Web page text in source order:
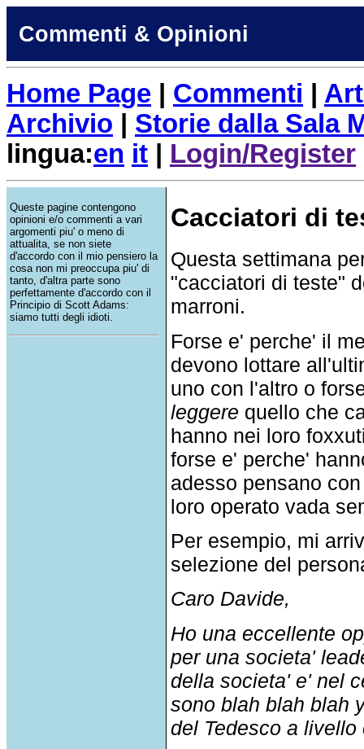
Commenti & Opinioni
Home Page Commenti
Archivio
Storie dalla Sala
lingua:en it Login/Register
Queste pagine contengono
opinioni e/o commenti a vari
argomenti piu' o meno di
attualita, se non siete
d'accordo con il mio pensiero la
cosa non mi preoccupa piu' di
tanto, d'altra parte sono
perfettamente d'accordo con il
Principio di Scott Adams:
siamo tutti degli idioti.
Cacciatori di
Questa settimana
"cacciatori di teste"
marroni.
Forse e' perche' il
devono lottare
uno con l'altro o
leggere quello che
hanno nei loro
forse e' perche'
adesso pensano
loro operato vada
Per esempio, mi
selezione del
Caro Davide,
Ho una eccellente
per una societa'
della societa' e' nel
sono blah blah blah
del Tedesco a